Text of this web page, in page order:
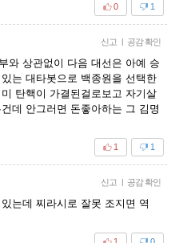
1
0
신고 | 공감 확인
와 상관없이 다음 대선은 아예 승
는 대타봇으로 백종원을 선택한
탄핵이 가결된걸로보고 자기살
데 안그러면 돈좋아하는 그 김명
1
1
신고 | 공감 확인
는데 찌라시로 잘못 조지면 역